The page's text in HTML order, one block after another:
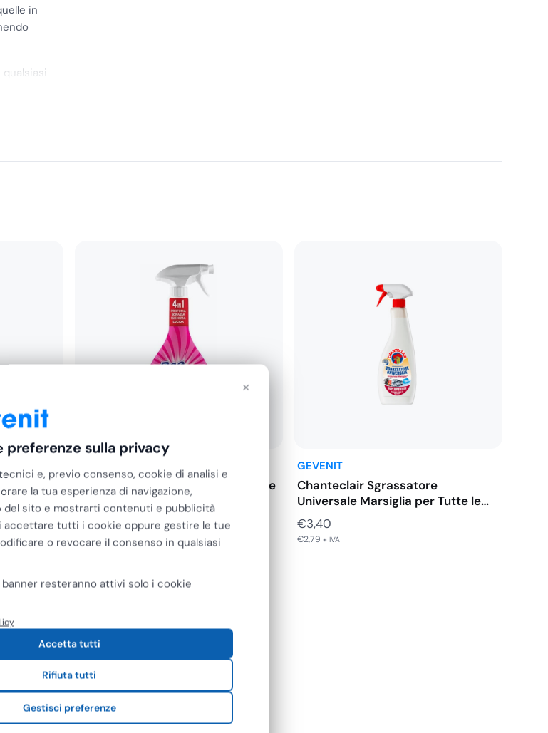
in
Deo Due Profumatore Sgrassatore
600 ML 4 in…
€ 5,96
€4,89 + IVA
GEVENIT
Chanteclair Sgrassatore
Universale Marsiglia per Tutte le
Superfici…
€3,40
€2,79 + IVA
×
preferenze sulla privacy
e, previo consenso, cookie di analisi e
la tua esperienza di navigazione,
del sito e mostrarti contenuti e pubblicità
accettare tutti i cookie oppure gestire le tue
o revocare il consenso in qualsiasi
resteranno attivi solo i cookie
Accetta tutti
Rifiuta tutti
Gestisci preferenze